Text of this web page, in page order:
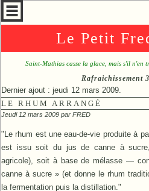
Le Petit
Saint-Mathias casse la glace, mais s'il n'en
Rafraichissement
Dernier ajout : jeudi 12 mars 2009.
LE RHUM ARRANGÉ
Jeudi 12 mars 2009 par FRED
"Le rhum est une eau-de-vie produite à
est issu soit du jus de canne à
agricole), soit à base de mélasse —
canne à sucre » (et donne le rhum
la fermentation puis la distillation."